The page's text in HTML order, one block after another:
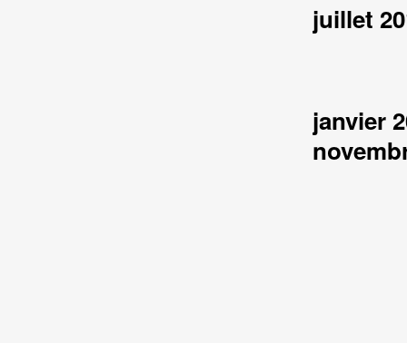
juillet
janvier